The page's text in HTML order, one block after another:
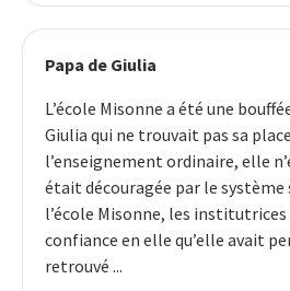
Papa de Giulia
L’école Misonne a été une
Giulia qui ne trouvait pas sa
l’enseignement ordinaire, elle
était découragée par le système
l’école Misonne, les
confiance en elle qu’elle avait
retrouvé ...